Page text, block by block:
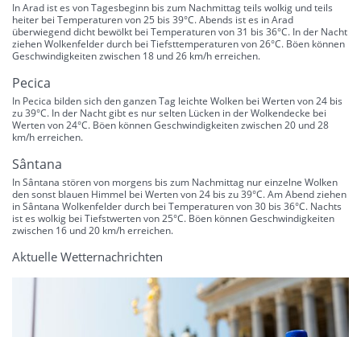
In Arad ist es von Tagesbeginn bis zum Nachmittag teils wolkig und teils
heiter bei Temperaturen von 25 bis 39°C. Abends ist es in Arad
überwiegend dicht bewölkt bei Temperaturen von 31 bis 36°C. In der Nacht
ziehen Wolkenfelder durch bei Tiefsttemperaturen von 26°C. Böen können
Geschwindigkeiten zwischen 18 und 26 km/h erreichen.
Pecica
In Pecica bilden sich den ganzen Tag leichte Wolken bei Werten von 24 bis
zu 39°C. In der Nacht gibt es nur selten Lücken in der Wolkendecke bei
Werten von 24°C. Böen können Geschwindigkeiten zwischen 20 und 28
km/h erreichen.
Sântana
In Sântana stören von morgens bis zum Nachmittag nur einzelne Wolken
den sonst blauen Himmel bei Werten von 24 bis zu 39°C. Am Abend ziehen
in Sântana Wolkenfelder durch bei Temperaturen von 30 bis 36°C. Nachts
ist es wolkig bei Tiefstwerten von 25°C. Böen können Geschwindigkeiten
zwischen 16 und 20 km/h erreichen.
Aktuelle Wetternachrichten